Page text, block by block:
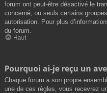
forum ont peut-être désactivé le
concerné, ou seuls certains
autorisation. Pour plus
du forum.
Haut
Pourquoi ai-je reçu un
Chaque forum a son propre
une de ces règles, vous recevrez